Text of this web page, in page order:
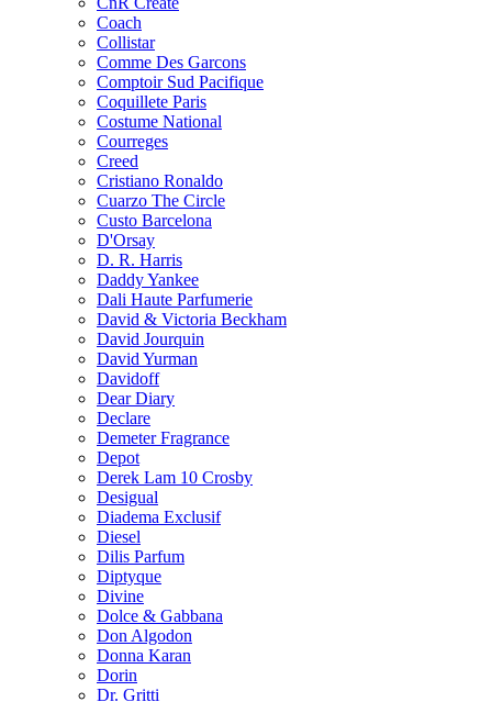
Coach
Collistar
Comme Des Garcons
Comptoir Sud Pacifique
Coquillete Paris
Costume National
Courreges
Creed
Cristiano Ronaldo
Cuarzo The Circle
Custo Barcelona
D'Orsay
D. R. Harris
Daddy Yankee
Dali Haute Parfumerie
David & Victoria Beckham
David Jourquin
David Yurman
Davidoff
Dear Diary
Declare
Demeter Fragrance
Depot
Derek Lam 10 Crosby
Desigual
Diadema Exclusif
Diesel
Dilis Parfum
Diptyque
Divine
Dolce & Gabbana
Don Algodon
Donna Karan
Dorin
Dr. Gritti